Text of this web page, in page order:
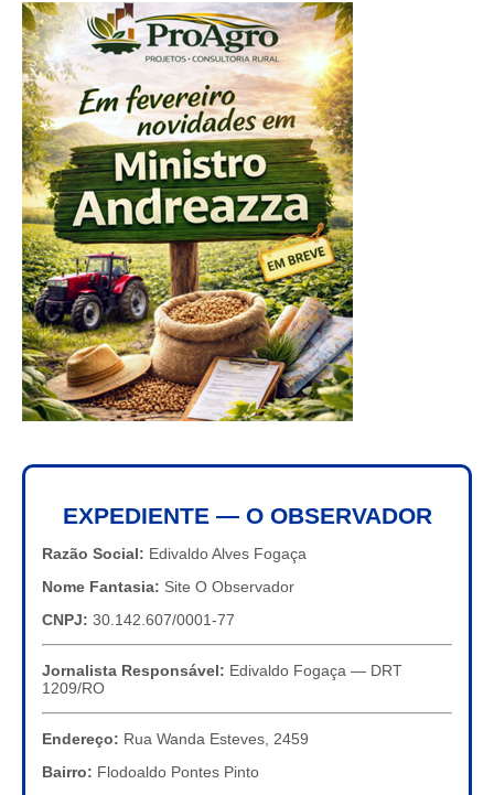
EXPEDIENTE — O OBSERVADOR
Razão Social: Edivaldo Alves Fogaça
Nome Fantasia: Site O Observador
CNPJ: 30.142.607/0001-77
Jornalista Responsável: Edivaldo Fogaça — DRT
1209/RO
Endereço: Rua Wanda Esteves, 2459
Bairro: Flodoaldo Pontes Pinto